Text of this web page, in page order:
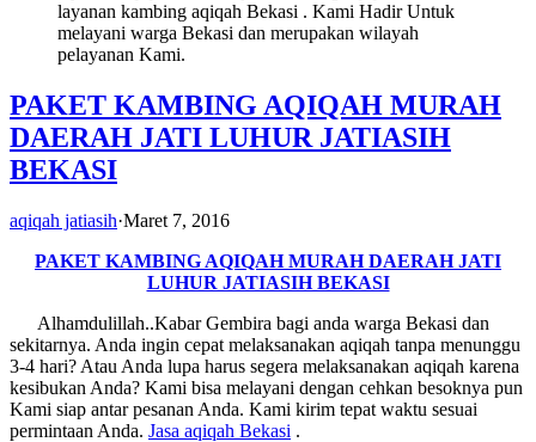
layanan kambing aqiqah Bekasi . Kami Hadir Untuk
melayani warga Bekasi dan merupakan wilayah
pelayanan Kami.
PAKET KAMBING AQIQAH MURAH
DAERAH JATI LUHUR JATIASIH
BEKASI
aqiqah jatiasih·Maret 7, 2016
PAKET KAMBING AQIQAH MURAH DAERAH JATI
LUHUR JATIASIH BEKASI
Alhamdulillah..Kabar Gembira bagi anda warga Bekasi dan
sekitarnya. Anda ingin cepat melaksanakan aqiqah tanpa menunggu
3-4 hari? Atau Anda lupa harus segera melaksanakan aqiqah karena
kesibukan Anda? Kami bisa melayani dengan cehkan besoknya pun
Kami siap antar pesanan Anda. Kami kirim tepat waktu sesuai
permintaan Anda. Jasa aqiqah Bekasi .